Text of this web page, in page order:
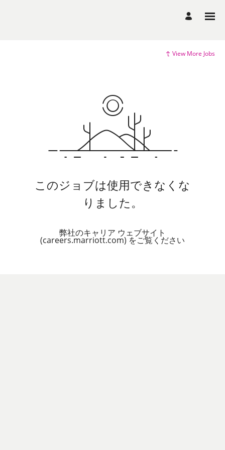
View More Jobs
このジョブは使用できなくな
りました。
弊社のキャリア ウェブサイト
(careers.marriott.com) をご覧ください